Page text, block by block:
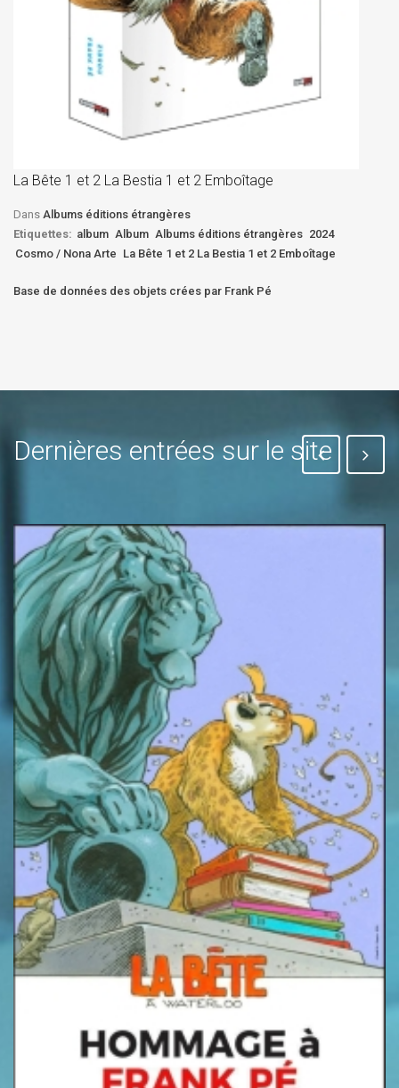
La Bête 1 et 2 La Bestia 1 et 2 Emboîtage
Dans Albums éditions étrangères
Etiquettes: album Album Albums éditions étrangères 2024
Cosmo / Nona Arte La Bête 1 et 2 La Bestia 1 et 2 Emboîtage
Base de données des objets crées par Frank Pé
Dernières entrées sur le site